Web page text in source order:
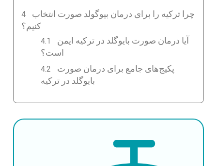
چرا ترکیه را برای درمان بیوگولد صورت انتخاب
کنیم؟
آیا درمان صورت بایوگلد در ترکیه ایمن
است؟
پکیج‌های جامع برای درمان صورت
بایوگلد در ترکیه